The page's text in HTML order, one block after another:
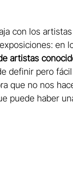
con los
en
artistas
definir pero
que no nos
puede haber